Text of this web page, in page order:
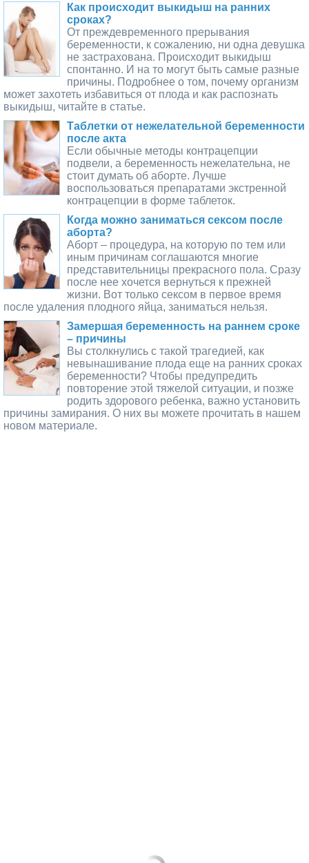
Как происходит выкидыш на ранних
сроках?
От преждевременного прерывания
беременности, к сожалению, ни одна девушка
не застрахована. Происходит выкидыш
спонтанно. И на то могут быть самые разные
причины. Подробнее о том, почему организм
может захотеть избавиться от плода и как распознать
выкидыш, читайте в статье.
Таблетки от нежелательной беременности
после акта
Если обычные методы контрацепции
подвели, а беременность нежелательна, не
стоит думать об аборте. Лучше
воспользоваться препаратами экстренной
контрацепции в форме таблеток.
Когда можно заниматься сексом после
аборта?
Аборт – процедура, на которую по тем или
иным причинам соглашаются многие
представительницы прекрасного пола. Сразу
после нее хочется вернуться к прежней
жизни. Вот только сексом в первое время
после удаления плодного яйца, заниматься нельзя.
Замершая беременность на раннем сроке
– причины
Вы столкнулись с такой трагедией, как
невынашивание плода еще на ранних сроках
беременности? Чтобы предупредить
повторение этой тяжелой ситуации, и позже
родить здорового ребенка, важно установить
причины замирания. О них вы можете прочитать в нашем
новом материале.